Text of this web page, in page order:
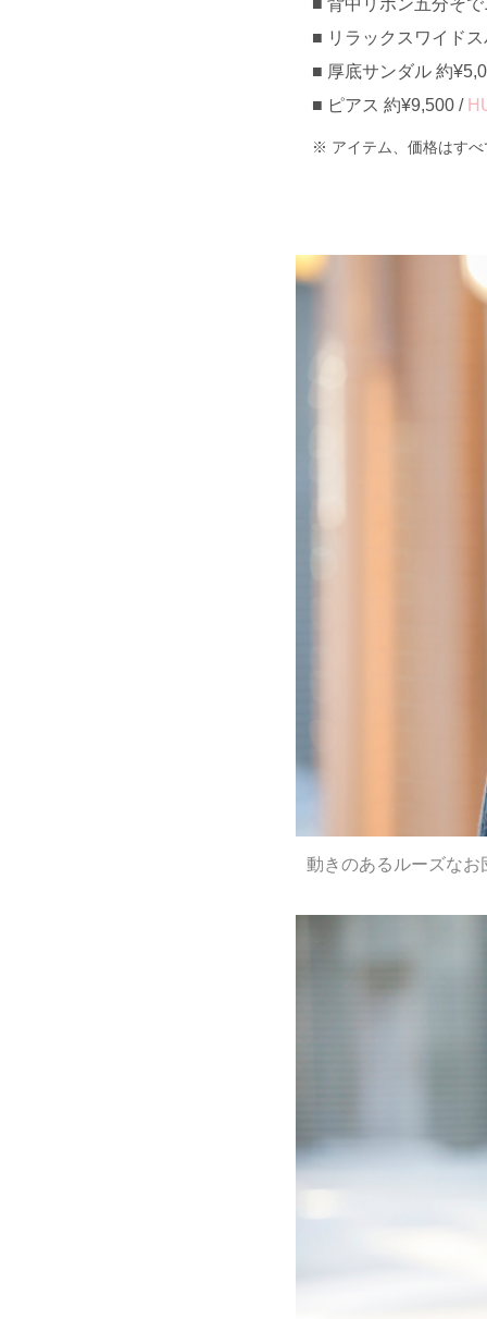
背中リボン五分そ
リラックスワイド
厚底サンダル 約
ピアス 約¥9,500 /
アイテム、価格はす
動きのあるルーズなお